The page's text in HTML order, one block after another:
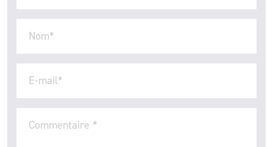
Commentaire *
E-mail*
Nom*